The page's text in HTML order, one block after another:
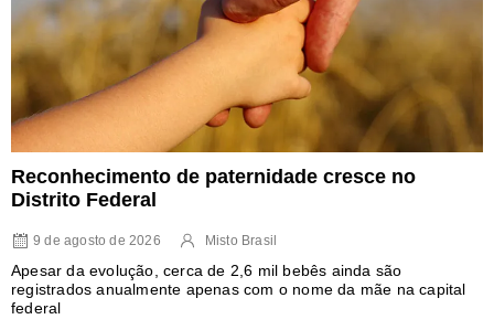
Reconhecimento de paternidade cresce no
Distrito Federal
9 de agosto de 2026 Misto Brasil
Apesar da evolução, cerca de 2,6 mil bebês ainda são
registrados anualmente apenas com o nome da mãe na capital
federal